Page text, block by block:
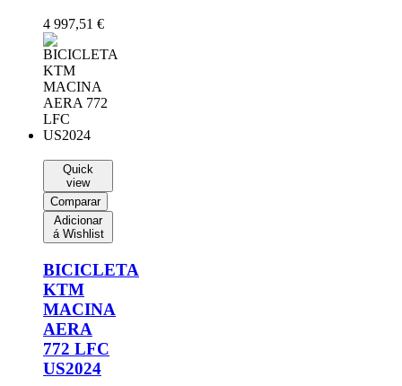
4 997,51 €
Quick
view
Comparar
Adicionar
á Wishlist
BICICLETA
KTM
MACINA
AERA
772 LFC
US2024